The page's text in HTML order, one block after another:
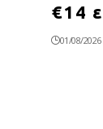
€14
01/08/2026